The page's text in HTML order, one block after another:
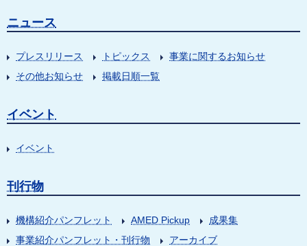
ニュース
プレスリリース トピックス
事業に関するお知らせ
その他お知らせ
掲載日順一覧
イベント
イベント
刊行物
機構紹介パンフレット AMED Pickup
成果集
事業紹介パンフレット・刊行物
アーカイブ